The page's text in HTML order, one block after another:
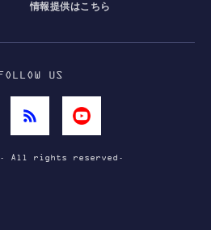
情報提供はこちら
FOLLOW US
All rights reserved.